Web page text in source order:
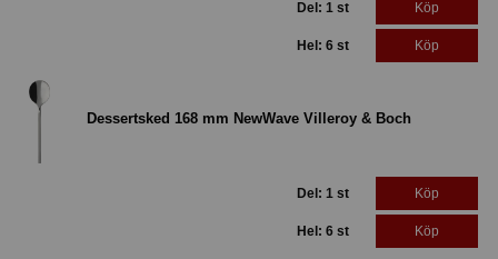
Del: 1 st Köp
Hel: 6 st Köp
Dessertsked 168 mm NewWave Villeroy & Boch
Del: 1 st Köp
Hel: 6 st Köp